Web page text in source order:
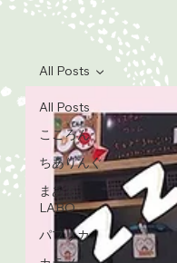
All Posts
こころん
ちありんぐ
まある
LABO
パプリカ
All Posts